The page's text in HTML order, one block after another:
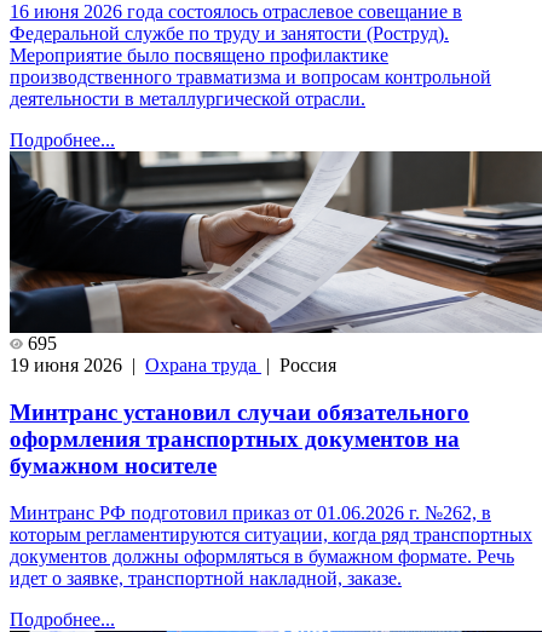
16 июня 2026 года состоялось отраслевое совещание в
Федеральной службе по труду и занятости (Роструд).
Мероприятие было посвящено профилактике
производственного травматизма и вопросам контрольной
деятельности в металлургической отрасли.
Подробнее...
695
19 июня 2026 | Охрана труда | Россия
Минтранс установил случаи обязательного
оформления транспортных документов на
бумажном носителе
Минтранс РФ подготовил приказ от 01.06.2026 г. №262, в
которым регламентируются ситуации, когда ряд транспортных
документов должны оформляться в бумажном формате. Речь
идет о заявке, транспортной накладной, заказе.
Подробнее...